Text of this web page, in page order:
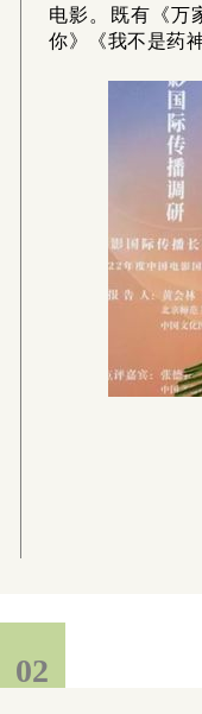
电影。既有《万
你》《我不是药
02